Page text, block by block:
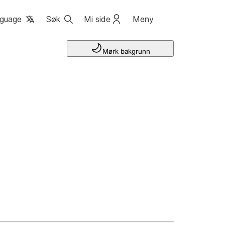
Søk Mi side Meny
Mørk bakgrunn